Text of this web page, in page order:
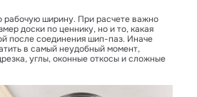
рабочую ширину. При расчете важно
доски по ценнику, но и то, какая
после соединения шип-паз. Иначе
в самый неудобный момент,
углы, оконные откосы и сложные